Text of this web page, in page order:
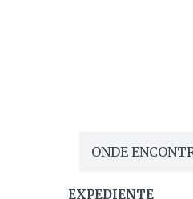
ONDE
EXPEDIENTE